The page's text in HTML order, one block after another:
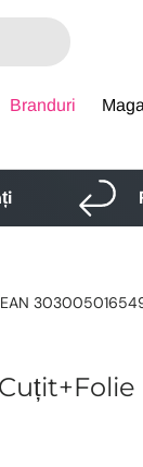
Branduri